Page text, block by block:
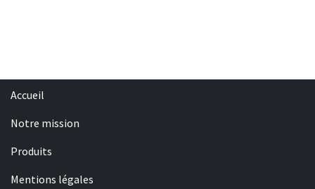
Accueil
Notre mission
Produits
Mentions légales